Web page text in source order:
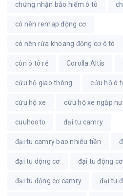
chứng nhận bảo hiểm ô tô
có nên remap động cơ
có nên rửa khoang động cơ ô tô
côn ô tô rẻ Corolla Altis
cứu hộ giao thông cứu hộ ô
cứu hộ xe cứu hộ xe ngập
cuuhooto đại tu camry
đại tu camry bao nhiêu tiền
đại tu dộng cơ đại tu động cơ
đại tu động cơ camry đại tu